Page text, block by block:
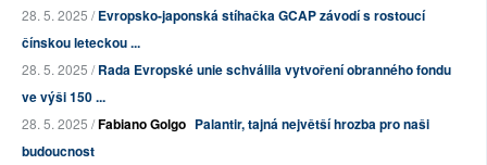
28. 5. 2025 /Evropsko-japonská stíhačka GCAP závodí s rostoucí
čínskou leteckou ...
28. 5. 2025 /Rada Evropské unie schválila vytvoření obranného fondu
ve výši 150 ...
28. 5. 2025 /Fabiano Golgo Palantir, tajná největší hrozba pro naši
budoucnost